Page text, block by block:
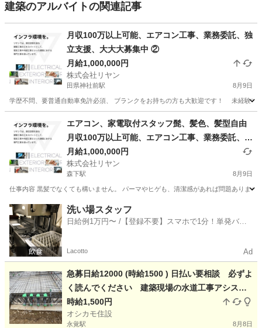
建築のアルバイトの関連記事
月収100万以上可能、エアコン工事、業務委託、独
立支援、大大大募集中 ②
月給1,000,000円
株式会社リヤン
田県神社前駅 8月9日
学歴不問、要普通自動車免許必須、 ブランクをお持ちの方も大歓迎です！ 未経験で
田県神社前駅 建築 業務委託
エアコン、家電取付スタッフ髭、髪色、髪型自由
月収100万以上可能、エアコン工事、業務委託、独
立支援、大大大募集中④
月給1,000,000円
株式会社リヤン
森下駅 8月9日
仕事内容 黒髪でなくても構いません。 パーマやヒゲも、清潔感があれば問題ありま
愛知 名古屋市 森下駅 建築
洗い場スタッフ
日給例1万円〜 /【登録不要】スマホで1分！単発バイ
Lacotto Ad
急募日給12000 (時給1500 ) 日払い要相談 必ずよ
く読んでください 建築現場の水道工事アシスタ
ント ⭐︎残り枠1名のみ
時給1,500円
オシカモ住設
永覚駅 8月8日